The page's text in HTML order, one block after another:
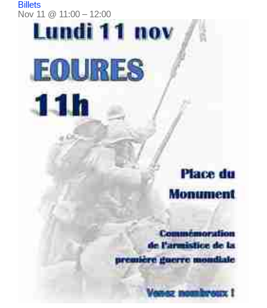
Billets
Nov 11 @ 11:00 – 12:00